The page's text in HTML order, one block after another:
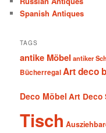
Spanish Antiques
TAGS
antike Möbel antiker
BücherregalArt deco
Deco Möbel Art Deco
Tisch